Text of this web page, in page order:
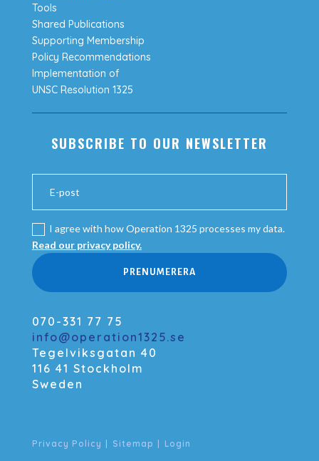
Tools
Shared Publications
Supporting Membership
Policy Recommendations
Implementation of
UNSC Resolution 1325
SUBSCRIBE TO OUR NEWSLETTER
I agree with how Operation 1325 processes my data.
Read our privacy policy.
PRENUMERERA
070-331 77 75
info@operation1325.se
Tegelviksgatan 40
116 41 Stockholm
Sweden
Privacy Policy | Sitemap | Login